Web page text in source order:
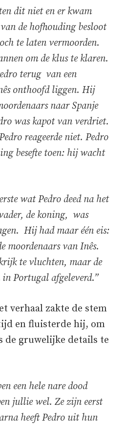
dit niet en er kwam
de hofhouding besloot
te laten vermoorden.
om de klus te klaren.
terug van een
onthoofd liggen. Hij
naar Spanje
was kapot van verdriet.
reageerde niet. Pedro
besefte toen: hij wacht
wat Pedro deed na het
de koning, was
Hij had maar één eis:
moordenaars van Inês.
te vluchten, maar de
in Portugal afgeleverd.”
verhaal zakte de stem
en fluisterde hij, om
de gruwelijke details te
een hele nare dood
jullie wel. Ze zijn eerst
heeft Pedro uit hun